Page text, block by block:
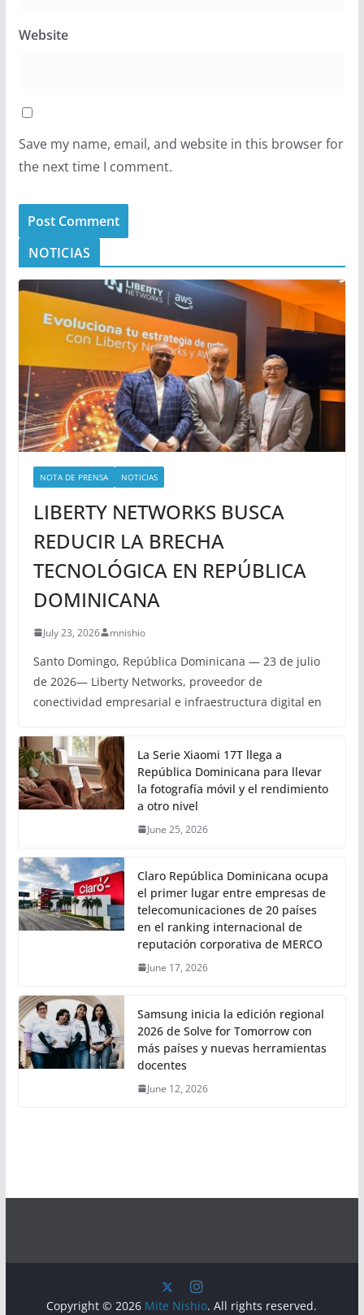
Website
Save my name, email, and website in this browser for
the next time I comment.
NOTICIAS
NOTA DE PRENSA NOTICIAS
LIBERTY NETWORKS BUSCA
REDUCIR LA BRECHA
TECNOLÓGICA EN REPÚBLICA
DOMINICANA
July 23, 2026 mnishio
Santo Domingo, República Dominicana — 23 de julio
de 2026— Liberty Networks, proveedor de
conectividad empresarial e infraestructura digital en
La Serie Xiaomi 17T llega a
República Dominicana para llevar
la fotografía móvil y el rendimiento
a otro nivel
June 25, 2026
Claro República Dominicana ocupa
el primer lugar entre empresas de
telecomunicaciones de 20 países
en el ranking internacional de
reputación corporativa de MERCO
June 17, 2026
Samsung inicia la edición regional
2026 de Solve for Tomorrow con
más países y nuevas herramientas
docentes
June 12, 2026
Copyright © 2026 Mite Nishio. All rights reserved.